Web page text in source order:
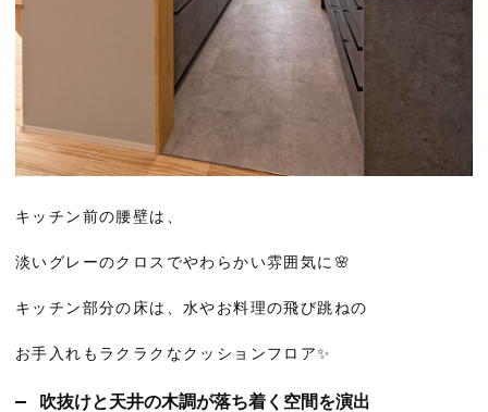
キッチン前の腰壁は、
淡いグレーのクロスでやわらかい雰囲気に🌸
キッチン部分の床は、水やお料理の飛び跳ねの
お手入れもラクラクなクッションフロア✨
吹抜けと天井の木調が落ち着く空間を演出